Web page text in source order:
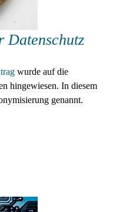
Datenschutz
wurde auf die
hingewiesen. In diesem
genannt.